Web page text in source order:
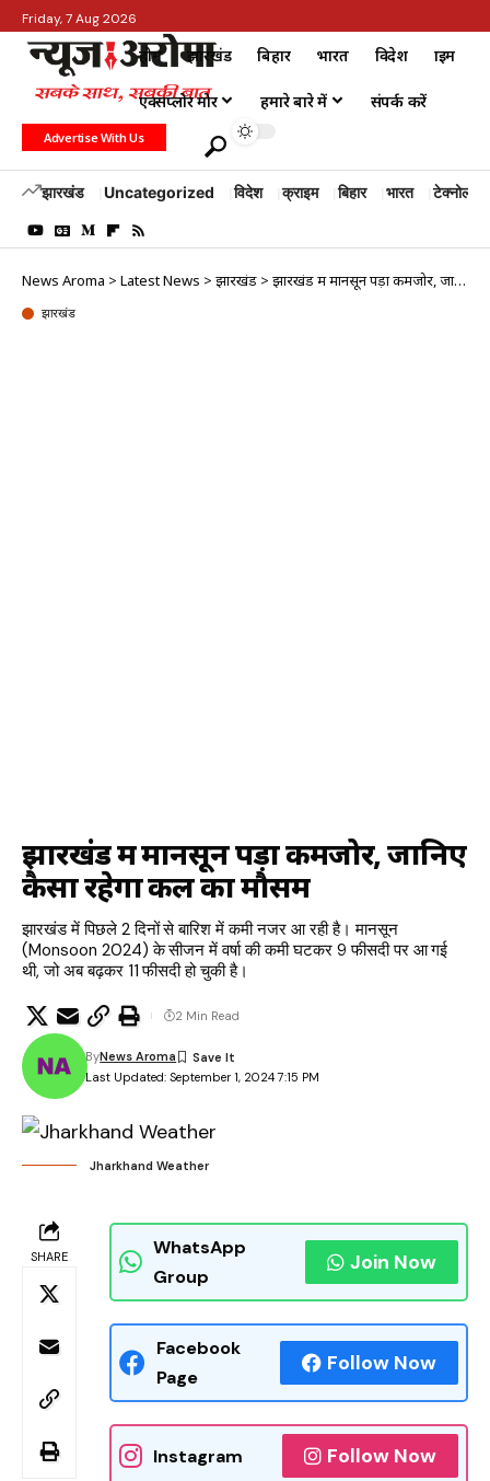
Friday, 7 Aug 2026
होम झारखंड बिहार भारत विदेश क्राइम
एक्सप्लोर मोर हमारे बारे में संपर्क करें
Advertise With Us
झारखंड Uncategorized विदेश क्राइम बिहार भारत टेक्नोलॉजी
News Aroma > Latest News > झारखंड > झारखंड में मानसून पड़ा कमजोर, जानिए कैसा रहेगा कल का मौसम
झारखंड
झारखंड में मानसून पड़ा कमजोर, जानिए
कैसा रहेगा कल का मौसम
झारखंड में पिछले 2 दिनों से बारिश में कमी नजर आ रही है। मानसून
(Monsoon 2024) के सीजन में वर्षा की कमी घटकर 9 फीसदी पर आ गई
थी, जो अब बढ़कर 11 फीसदी हो चुकी है।
Last Updated: September 1, 2024 7:15 PM
ByNews Aroma
2 Min Read
Jharkhand Weather
SHARE
WhatsApp
Group
Join Now
Facebook
Page
Follow Now
Instagram Follow Now